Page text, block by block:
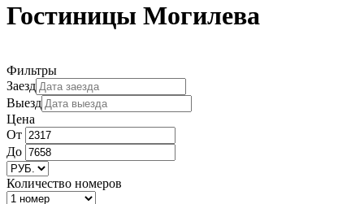
Гостиницы Могилева
Фильтры
Заезд
Выезд
Цена
От
До
Количество номеров